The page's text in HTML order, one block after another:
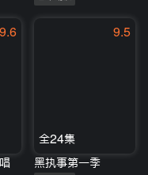
9.6 9.5
全24集
黑执事第一季